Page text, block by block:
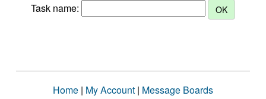
Task name:
Home | My Account | Message Boards